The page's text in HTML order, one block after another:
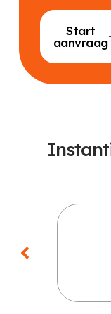
Start
aanvraag